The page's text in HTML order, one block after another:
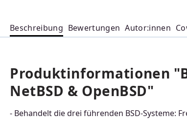
Beschreibung Bewertungen Autor:innen
Produktinformationen
NetBSD & OpenBSD"
- Behandelt die drei führenden BSD-Systeme: